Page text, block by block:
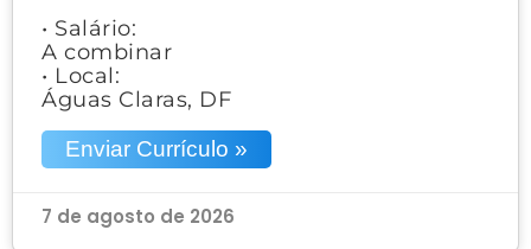
• Salário:
A combinar
• Local:
Águas Claras, DF
Enviar Currículo »
7 de agosto de 2026